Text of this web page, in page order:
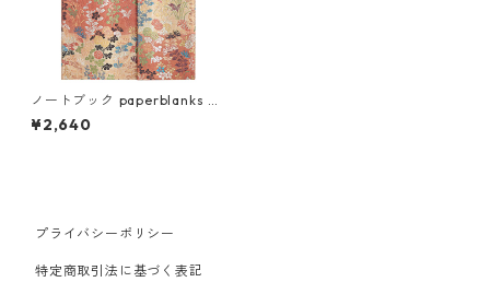
ノートブック paperblanks ペ
ーパーブランクス MIDI ハード
カバー 罫線 唐織
¥2,640
プライバシーポリシー
特定商取引法に基づく表記